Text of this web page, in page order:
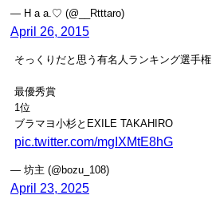
— H a a.♡ (@__Rtttaro)
April 26, 2015
そっくりだと思う有名人ランキング選手権
最優秀賞
1位
ブラマヨ小杉とEXILE TAKAHIRO
pic.twitter.com/mgIXMtE8hG
— 坊主 (@bozu_108)
April 23, 2025